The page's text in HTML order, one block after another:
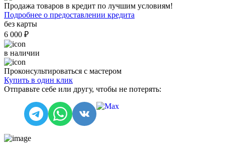
Продажа товаров в кредит по лучшим условиям!
Подробнее о предоставлении кредита
без карты
6 000 ₽
в наличии
Проконсультироваться с мастером
Купить в один клик
Отправьте себе или другу, чтобы не потерять: